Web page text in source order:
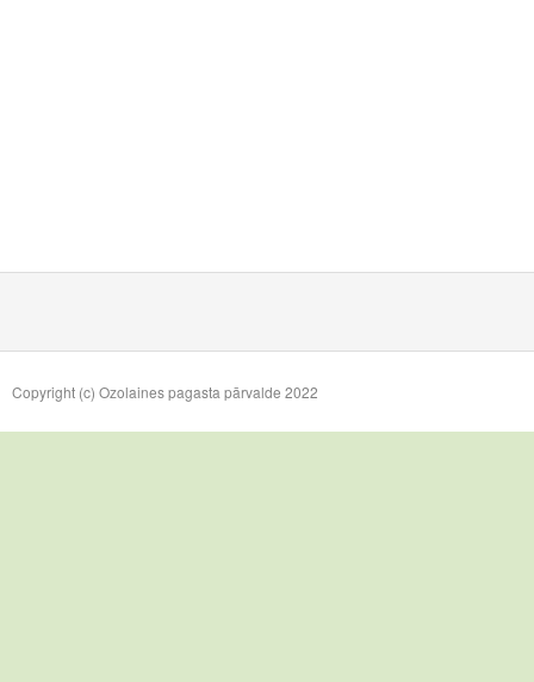
Copyright (c) Ozolaines pagasta pārvalde 2022